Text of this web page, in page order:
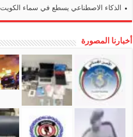
الذكاء الاصطناعي يسطع في سماء الكويت
أخبارنا المصورة